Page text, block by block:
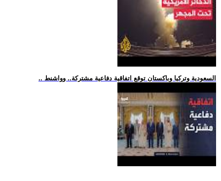
.. السعودية وتركيا وباكستان توقع اتفاقية دفاعية مشتركة.. وواشنط